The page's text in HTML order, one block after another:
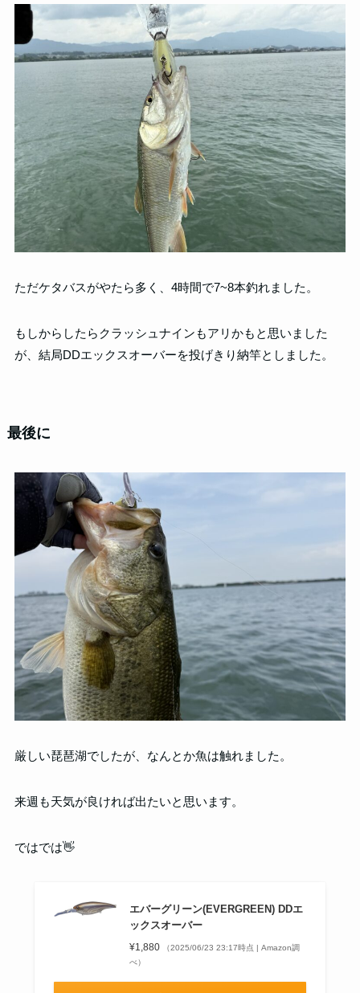
ただケタバスがやたら多く、4時間で7~8本釣れました。
もしからしたらクラッシュナインもアリかもと思いました
が、結局DDエックスオーバーを投げきり納竿としました。
最後に
厳しい琵琶湖でしたが、なんとか魚は触れました。
来週も天気が良ければ出たいと思います。
ではでは👋
エバーグリーン(EVERGREEN) DDエ
ックスオーバー
¥1,880
（2025/06/23 23:17時点 | Amazon調
べ）